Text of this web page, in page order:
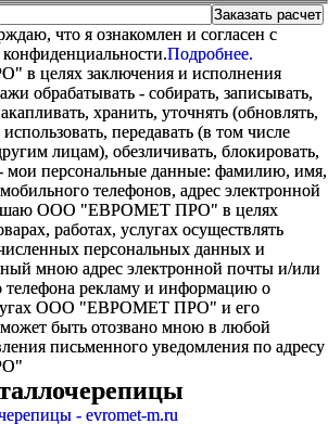
что я ознакомлен и согласен с
Подробнее.
целях заключения и исполнения
обрабатывать - собирать, записывать,
хранить, уточнять (обновлять,
передавать (в том числе
лицам), обезличивать, блокировать,
- мои персональные данные: фамилию, имя,
телефонов, адрес электронной
ООО "ЕВРОМЕТ ПРО" в целях
работах, услугах осуществлять
персональных данных и
мною адрес электронной почты и/или
телефона рекламу и информацию о
ООО "ЕВРОМЕТ ПРО" и его
может быть отозвано мною в любой
письменного уведомления по адресу